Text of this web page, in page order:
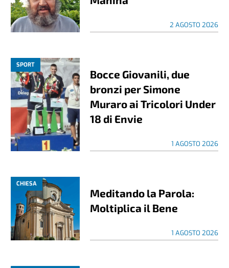
2 AGOSTO 2026
SPORT
Bocce Giovanili, due
bronzi per Simone
Muraro ai Tricolori Under
18 di Envie
1 AGOSTO 2026
CHIESA
Meditando la Parola:
Moltiplica il Bene
1 AGOSTO 2026